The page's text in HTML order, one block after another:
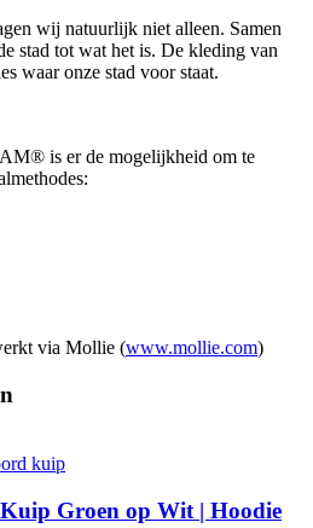
wij natuurlijk niet alleen. Samen
stad tot wat het is. De kleding van
waar onze stad voor staat.
is er de mogelijkheid om te
via Mollie (www.mollie.com)
Groen op Wit | Hoodie